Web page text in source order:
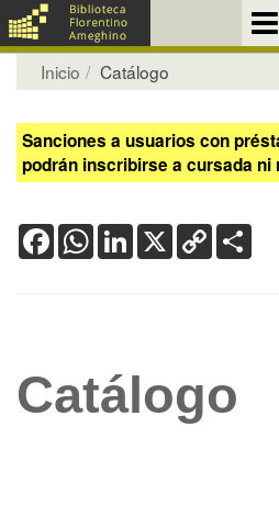
Inicio Catálogo
Sanciones a usuarios con
podrán inscribirse a cursada
FacebookWhatsApp
LinkedIn
X Copy
Link
Catálogo